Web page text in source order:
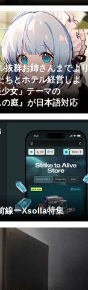
抜群お姉さんまでより
ちとホテル経営しよ
女」テーマの
庭』が日本語対応
線ーXsolla特集